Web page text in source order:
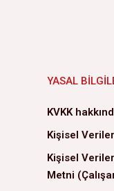
YASAL
KVKK
Kişisel
Kişisel
Metni